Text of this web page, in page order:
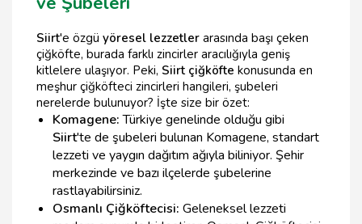
Siirt'e özgü yöresel lezzetler arasında başı çeken
çiğköfte, burada farklı zincirler aracılığıyla geniş
kitlelere ulaşıyor. Peki, Siirt çiğköfte konusunda en
meşhur çiğköfteci zincirleri hangileri, şubeleri
nerelerde bulunuyor? İşte size bir özet:
Komagene:Türkiye genelinde olduğu gibi
Siirt'te de şubeleri bulunan Komagene, standart
lezzeti ve yaygın dağıtım ağıyla biliniyor. Şehir
merkezinde ve bazı ilçelerde şubelerine
rastlayabilirsiniz.
Osmanlı Çiğköftecisi: Geleneksel lezzeti